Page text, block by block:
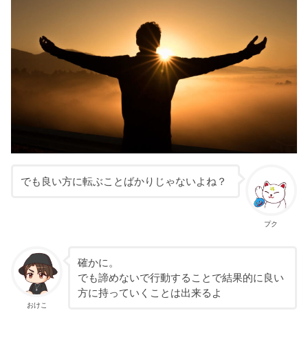
プク
でも良い方に転ぶことばかりじゃないよね？
おけこ
確かに。
でも諦めないで行動することで結果的に良い
方に持っていくことは出来るよ